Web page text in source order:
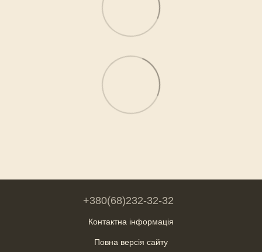
+380(68)232-32-32
Контактна інформація
Повна версія сайту